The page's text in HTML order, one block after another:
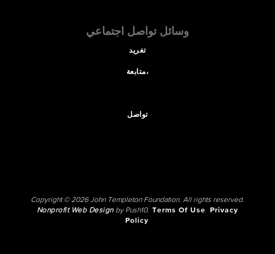
وسائل تواصل اجتماعي
تغريد
متابعة،
تواصل
Copyright © 2026 John Templeton Foundation. All rights reserved.
Nonprofit Web Designby Push10. Terms Of Use
Privacy
Policy